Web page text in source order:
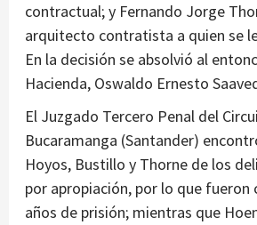
contractual; y Fernando Jorge
arquitecto contratista a quien se
En la decisión se absolvió al
Hacienda, Oswaldo Ernesto
El Juzgado Tercero Penal del
Bucaramanga (Santander)
Hoyos, Bustillo y Thorne de los
por apropiación, por lo que fueron
años de prisión; mientras que